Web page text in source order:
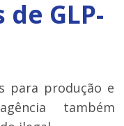
GLP-
para produção e
também